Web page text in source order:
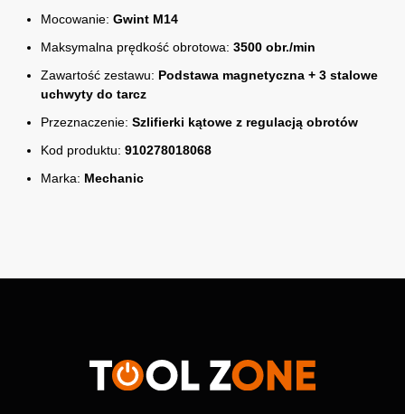
Mocowanie: Gwint M14
Maksymalna prędkość obrotowa: 3500 obr./min
Zawartość zestawu: Podstawa magnetyczna + 3 stalowe
uchwyty do tarcz
Przeznaczenie: Szlifierki kątowe z regulacją obrotów
Kod produktu: 910278018068
Marka: Mechanic